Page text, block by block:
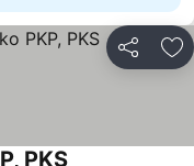
Teilen
PKS